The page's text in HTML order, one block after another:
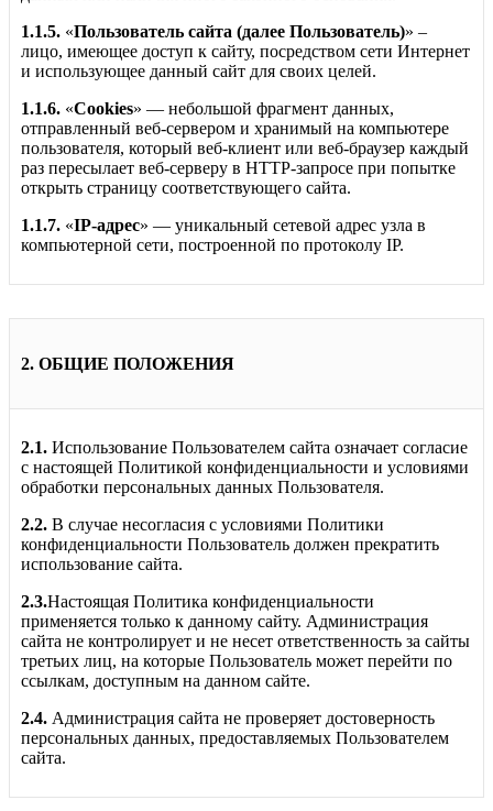
1.1.5. «Пользователь сайта (далее Пользователь)» –
лицо, имеющее доступ к сайту, посредством сети Интернет
и использующее данный сайт для своих целей.
1.1.6. «Cookies» — небольшой фрагмент данных,
отправленный веб-сервером и хранимый на компьютере
пользователя, который веб-клиент или веб-браузер каждый
раз пересылает веб-серверу в HTTP-запросе при попытке
открыть страницу соответствующего сайта.
1.1.7. «IP-адрес» — уникальный сетевой адрес узла в
компьютерной сети, построенной по протоколу IP.
2. ОБЩИЕ ПОЛОЖЕНИЯ
2.1. Использование Пользователем сайта означает согласие
с настоящей Политикой конфиденциальности и условиями
обработки персональных данных Пользователя.
2.2. В случае несогласия с условиями Политики
конфиденциальности Пользователь должен прекратить
использование сайта.
2.3.Настоящая Политика конфиденциальности
применяется только к данному сайту. Администрация
сайта не контролирует и не несет ответственность за сайты
третьих лиц, на которые Пользователь может перейти по
ссылкам, доступным на данном сайте.
2.4. Администрация сайта не проверяет достоверность
персональных данных, предоставляемых Пользователем
сайта.